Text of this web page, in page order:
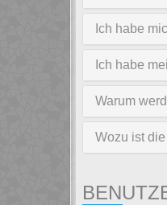
Ich habe
Ich habe
Warum
Wozu ist